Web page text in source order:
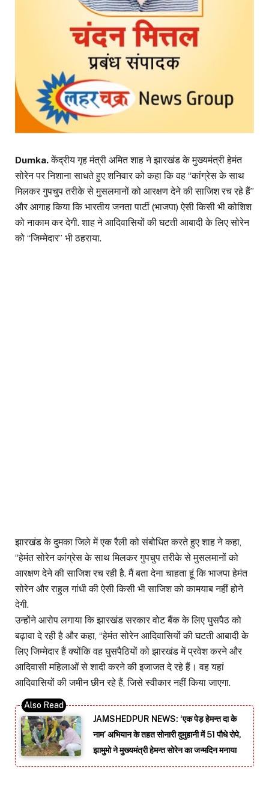
Dumka.केंद्रीय गृह मंत्री अमित शाह ने झारखंड के मुख्यमंत्री हेमंत
सोरेन पर निशाना साधते हुए शनिवार को कहा कि वह ‘‘कांग्रेस के साथ
मिलकर गुपचुप तरीके से मुसलमानों को आरक्षण देने की साजिश रच रहे हैं’’
और आगाह किया कि भारतीय जनता पार्टी (भाजपा) ऐसी किसी भी कोशिश
को नाकाम कर देगी. शाह ने आदिवासियों की घटती आबादी के लिए सोरेन
को ‘‘जिम्मेदार’’ भी ठहराया.
झारखंड के दुमका जिले में एक रैली को संबोधित करते हुए शाह ने कहा,
‘‘हेमंत सोरेन कांग्रेस के साथ मिलकर गुपचुप तरीके से मुसलमानों को
आरक्षण देने की साजिश रच रही है. मैं बता देना चाहता हूं कि भाजपा हेमंत
सोरेन और राहुल गांधी की ऐसी किसी भी साजिश को कामयाब नहीं होने
देगी.
उन्होंने आरोप लगाया कि झारखंड सरकार वोट बैंक के लिए घुसपैठ को
बढ़ावा दे रही है और कहा, ‘‘हेमंत सोरेन आदिवासियों की घटती आबादी के
लिए जिम्मेदार हैं क्योंकि वह घुसपैठियों को झारखंड में प्रवेश करने और
आदिवासी महिलाओं से शादी करने की इजाजत दे रहे हैं। वह यहां
आदिवासियों की जमीन छीन रहे हैं, जिसे स्वीकार नहीं किया जाएगा.
JAMSHEDPUR NEWS: ‘एक पेड़ हेमन्त दा के
नाम’ अभियान के तहत सोनारी दुमुहानी में 51 पौधे रोपे,
झामुमो ने मुख्यमंत्री हेमन्त सोरेन का जन्मदिन मनाया